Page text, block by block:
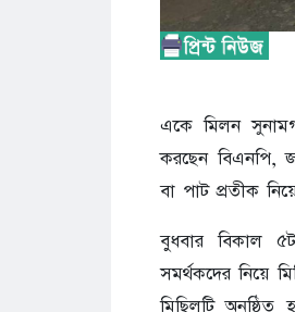
একে মিলন
করছেন বিএনপি,
বা পাট প্রতীক নিয়ে
বুধবার বিকাল
সমর্থকদের নিয়ে
মিছিলটি